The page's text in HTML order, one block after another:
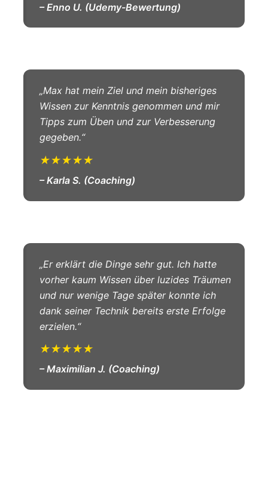
– Enno U. (Udemy-Bewertung)
„Max hat mein Ziel und mein bisheriges
Wissen zur Kenntnis genommen und mir
Tipps zum Üben und zur Verbesserung
gegeben.“
★★★★★
– Karla S. (Coaching)
„Er erklärt die Dinge sehr gut. Ich hatte
vorher kaum Wissen über luzides Träumen
und nur wenige Tage später konnte ich
dank seiner Technik bereits erste Erfolge
erzielen.“
★★★★★
– Maximilian J. (Coaching)